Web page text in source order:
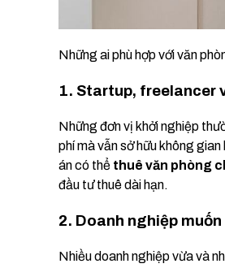
Những ai phù hợp với văn
1. Startup, freelancer
Những đơn vị khởi nghiệp
phí mà vẫn sở hữu không
án có thể thuê văn phòng
đầu tư thuê dài hạn.
2. Doanh nghiệp
Nhiều doanh nghiệp vừa và